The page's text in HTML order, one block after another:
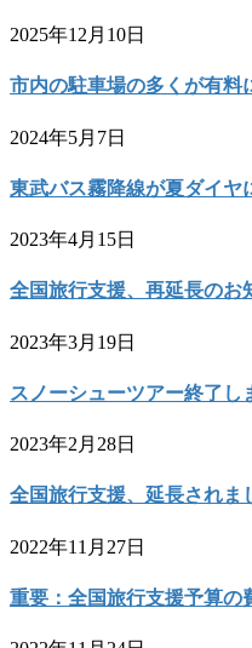
2025年12月10日
市内の駐車場の多くが有料
2024年5月7日
東武バス霧降線が夏ダイヤ
2023年4月15日
全国旅行支援、再延長のお
2023年3月19日
スノーシューツアー終了し
2023年2月28日
全国旅行支援、延長されま
2022年11月27日
重要：全国旅行支援予算の